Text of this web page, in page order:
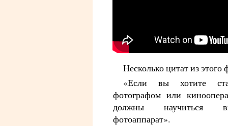
Несколько цитат из этого
«Если вы хотите
фотографом или
должны научиться
фотоаппарат».